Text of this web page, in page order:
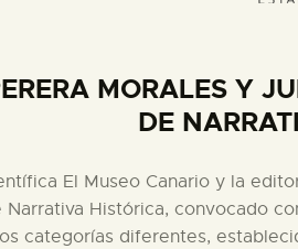
MORALES Y
DE
El Museo Canario y la
Narrativa Histórica, convocado
categorías diferentes,